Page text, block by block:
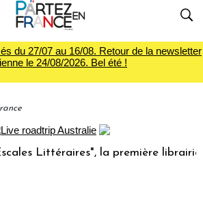
du 27/07 au 16/08. Retour de la newsletter
le 24/08/2026. Bel été !
la première librairie du